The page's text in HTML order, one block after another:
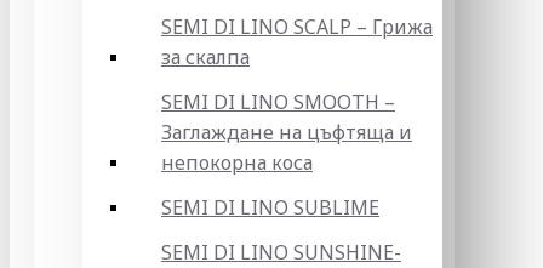
SEMI DI LINO SCALP – Грижа
за скалпа
SEMI DI LINO SMOOTH –
Заглаждане на цъфтяща и
непокорна коса
SEMI DI LINO SUBLIME
SEMI DI LINO SUNSHINE-